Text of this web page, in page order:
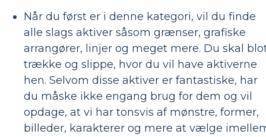
Når du først er i denne kategori, vil du finde
alle slags aktiver såsom grænser, grafiske
arrangører, linjer og meget mere. Du skal
trække og slippe, hvor du vil have aktiverne
hen. Selvom disse aktiver er fantastiske, har
du måske ikke engang brug for dem og vil
opdage, at vi har tonsvis af mønstre, former,
billeder, karakterer og mere at vælge